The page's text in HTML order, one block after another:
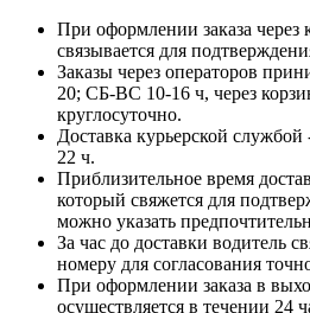
При оформлении заказа через
связывается для
Заказы через операторов
20; СБ-ВС 10-16 ч, через
круглосуточно.
Доставка курьерской
22 ч.
Приблизительное время
который свяжется для
можно указать
За час до доставки водитель
номеру для согласования
При оформлении заказа в
осуществляется в течении 24